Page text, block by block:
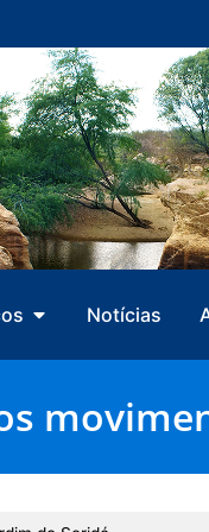
Notícias